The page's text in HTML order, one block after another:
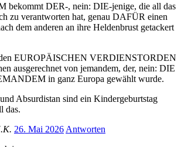
bekommt DER-, nein: DIE-jenige, die all das
zu verantworten hat, genau DAFÜR einen
dem anderen an ihre Heldenbrust getackert
EUROPÄISCHEN VERDIENSTORDEN
ausgerechnet von jemandem, der, nein: DIE
in ganz Europa gewählt wurde.
Absurdistan sind ein Kindergeburtstag
das.
26. Mai 2026 Antworten